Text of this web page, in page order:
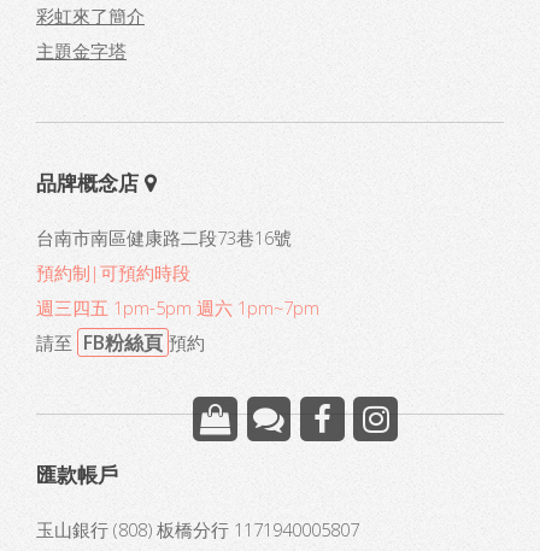
彩虹來了簡介
主題金字塔
品牌概念店
台南市南區健康路二段73巷16號
預約制|可預約時段
週三四五 1pm-5pm 週六 1pm~7pm
請至 FB粉絲頁 預約
匯款帳戶
玉山銀行 (808) 板橋分行 1171940005807